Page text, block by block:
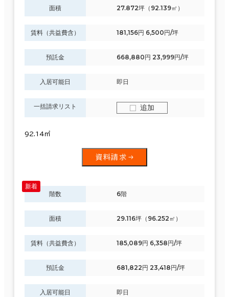
面積 27.872坪（92.139㎡）
賃料（共益費含） 181,156円 6,500円/坪
預託金 668,880円 23,999円/坪
入居可能日 即日
一括請求リスト 追加
92.14㎡
資料請求
階数 6階
面積 29.116坪（96.252㎡）
賃料（共益費含） 185,089円 6,358円/坪
預託金 681,822円 23,418円/坪
入居可能日 即日